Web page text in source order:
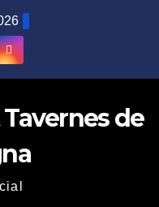
de